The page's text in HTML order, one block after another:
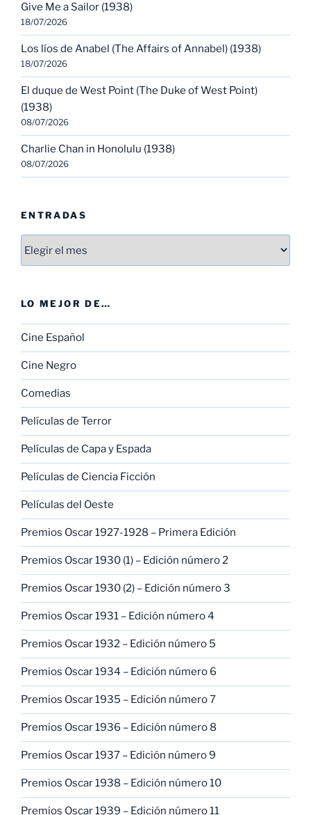
Give Me a Sailor (1938)
18/07/2026
Los líos de Anabel (The Affairs of Annabel) (1938)
18/07/2026
El duque de West Point (The Duke of West Point)
(1938)
08/07/2026
Charlie Chan in Honolulu (1938)
08/07/2026
ENTRADAS
LO MEJOR DE…
Cine Español
Cine Negro
Comedias
Películas de Terror
Películas de Capa y Espada
Películas de Ciencia Ficción
Películas del Oeste
Premios Oscar 1927-1928 – Primera Edición
Premios Oscar 1930 (1) – Edición número 2
Premios Oscar 1930 (2) – Edición número 3
Premios Oscar 1931 – Edición número 4
Premios Oscar 1932 – Edición número 5
Premios Oscar 1934 – Edición número 6
Premios Oscar 1935 – Edición número 7
Premios Oscar 1936 – Edición número 8
Premios Oscar 1937 – Edición número 9
Premios Oscar 1938 – Edición número 10
Premios Oscar 1939 – Edición número 11